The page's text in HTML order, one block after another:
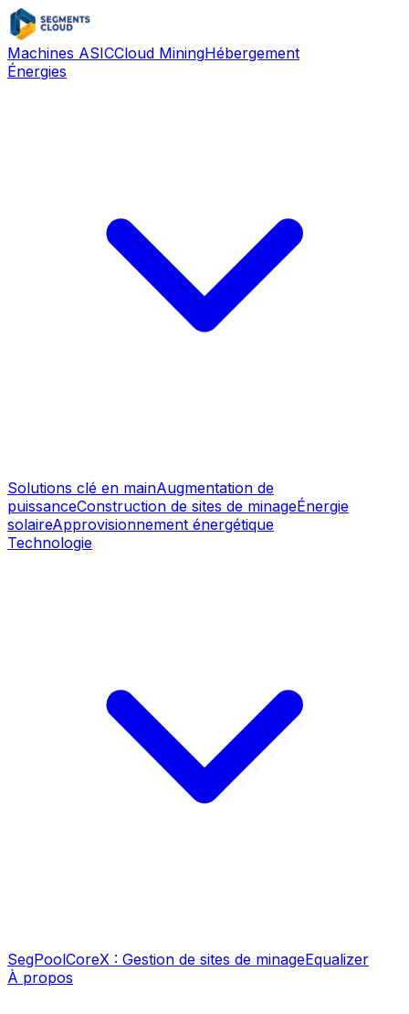
Machines ASICCloud MiningHébergement
Énergies
Solutions clé en mainAugmentation de
puissanceConstruction de sites de minageÉnergie
solaireApprovisionnement énergétique
Technologie
SegPoolCoreX : Gestion de sites de minageEqualizer
À propos